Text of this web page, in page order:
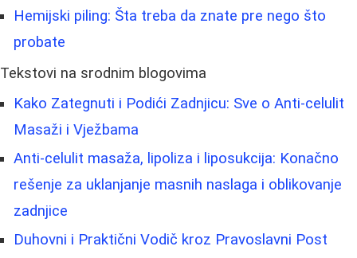
Hemijski piling: Šta treba da znate pre nego što
probate
Tekstovi na srodnim blogovima
Kako Zategnuti i Podići Zadnjicu: Sve o Anti-celulit
Masaži i Vježbama
Anti-celulit masaža, lipoliza i liposukcija: Konačno
rešenje za uklanjanje masnih naslaga i oblikovanje
zadnjice
Duhovni i Praktični Vodič kroz Pravoslavni Post